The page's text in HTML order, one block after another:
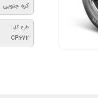
کره جنوبی
طرح گل :
CP672